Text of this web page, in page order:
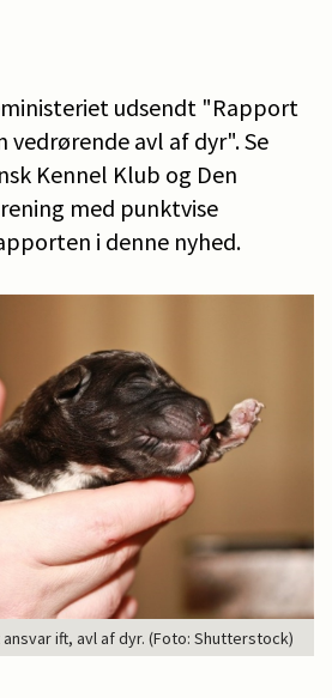
udsendt "Rapport
avl af dyr". Se
Kennel Klub og Den
med punktvise
i denne nyhed.
ift, avl af dyr. (Foto: Shutterstock)